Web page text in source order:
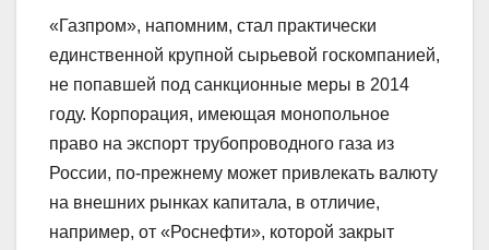
«Газпром», напомним, стал практически
единственной крупной сырьевой госкомпанией,
не попавшей под санкционные меры в 2014
году. Корпорация, имеющая монопольное
право на экспорт трубопроводного газа из
России, по-прежнему может привлекать валюту
на внешних рынках капитала, в отличие,
например, от «Роснефти», которой закрыт